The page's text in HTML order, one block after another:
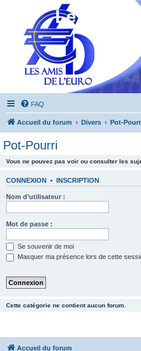
Les Amis
FAQ
Accueil du forum Divers Pot-
Pot-Pourri
Vous ne pouvez pas voir ou consulter les
CONNEXION • INSCRIPTION
Nom d’utilisateur :
Mot de passe :
Se souvenir de moi
Masquer ma présence lors de cette
Cette catégorie ne contient aucun forum.
Accueil du forum